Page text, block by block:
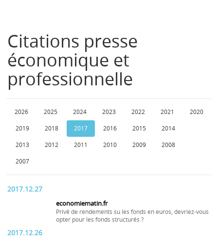
Citations presse
économique et
professionnelle
2026 2025 2024 2023 2022 2021 2020
2019 2018 2017 2016 2015 2014
2013 2012 2011 2010 2009 2008
2007
2017.12.27
economiematin.fr
Privé de rendements su les fonds en euros, devriez-vous
opter pour les fonds structurés ?
2017.12.26